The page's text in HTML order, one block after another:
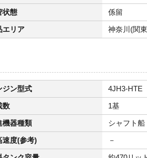
状態 係留
エリア 神奈川(関
ジン型式 4JH3-HTE
数 1基
機器種類 シャフト船
速度(参考) －